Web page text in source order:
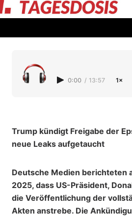
0:00 / 13:57 1×
Trump kündigt Freigabe der
neue Leaks aufgetaucht
Deutsche Medien berichteten
2025, dass US-Präsident,
die Veröffentlichung der
Akten anstrebe. Die